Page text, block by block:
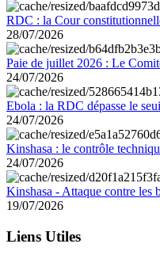
RDC : la Cour
28/07/2026
Paie de juillet 2026 : Le
24/07/2026
Ebola : la RDC dépasse le
24/07/2026
Kinshasa : le contrôle
24/07/2026
Kinshasa - Attaque contre les
19/07/2026
Liens Utiles